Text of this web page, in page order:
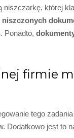
niszczarkę, której
niszczonych
. Ponadto,
firmie
tego
jest to